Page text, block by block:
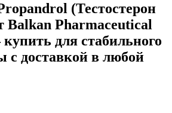
(Тестостерон
Balkan Pharmaceutical
для стабильного
с доставкой в любой